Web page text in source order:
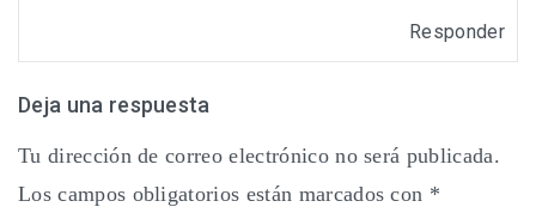
Responder
Deja una respuesta
Tu dirección de correo electrónico no será publicada.
Los campos obligatorios están marcados con *